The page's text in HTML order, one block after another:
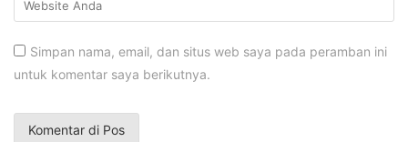
Simpan nama, email, dan situs web saya pada peramban ini
untuk komentar saya berikutnya.